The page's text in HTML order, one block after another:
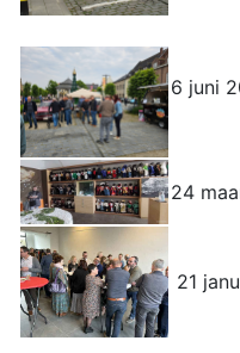
6 juni
24
21